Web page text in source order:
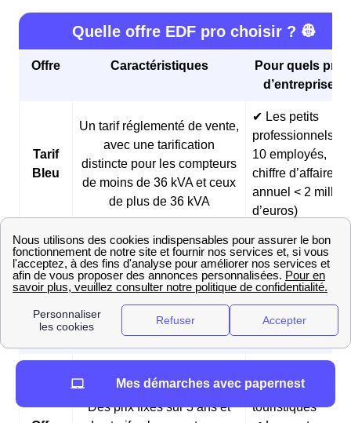
Quelle offre EDF pro choisir ? 👷
Offre Caractéristiques
Pour quels
d’entreprises
Tarif
Bleu
Un tarif réglementé de vente,
avec une tarification
distincte pour les compteurs
de moins de 36 kVA et ceux
de plus de 36 kVA
✔ Les petits
professionnels (<
10 employés,
chiffre d’affaires
annuel < 2
d’euros)
Offre
Des prix fixes sur 3 ans et
des tarifs réduits pendant les
heures creuses du matin
✔ Les
et les pâtisseries
✔ Les fermes
professionnels
matinaux
Des prix fixes sur 3 ans et
hébergements
touristiques
Mes démarches avec papernest